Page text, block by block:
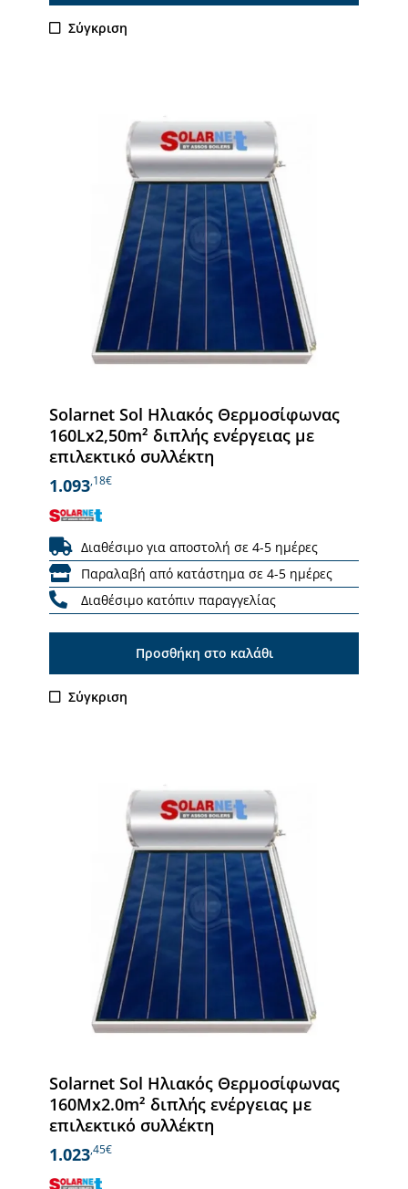
Σύγκριση
Solarnet Sol Ηλιακός Θερμοσίφωνας
160Lx2,50m² διπλής ενέργειας με
επιλεκτικό συλλέκτη
1.093,18€
Διαθέσιμο για αποστολή σε 4-5 ημέρες
Παραλαβή από κατάστημα σε 4-5 ημέρες
Διαθέσιμο κατόπιν παραγγελίας
Προσθήκη στο καλάθι
Σύγκριση
Solarnet Sol Ηλιακός Θερμοσίφωνας
160Mx2.0m² διπλής ενέργειας με
επιλεκτικό συλλέκτη
1.023,45€